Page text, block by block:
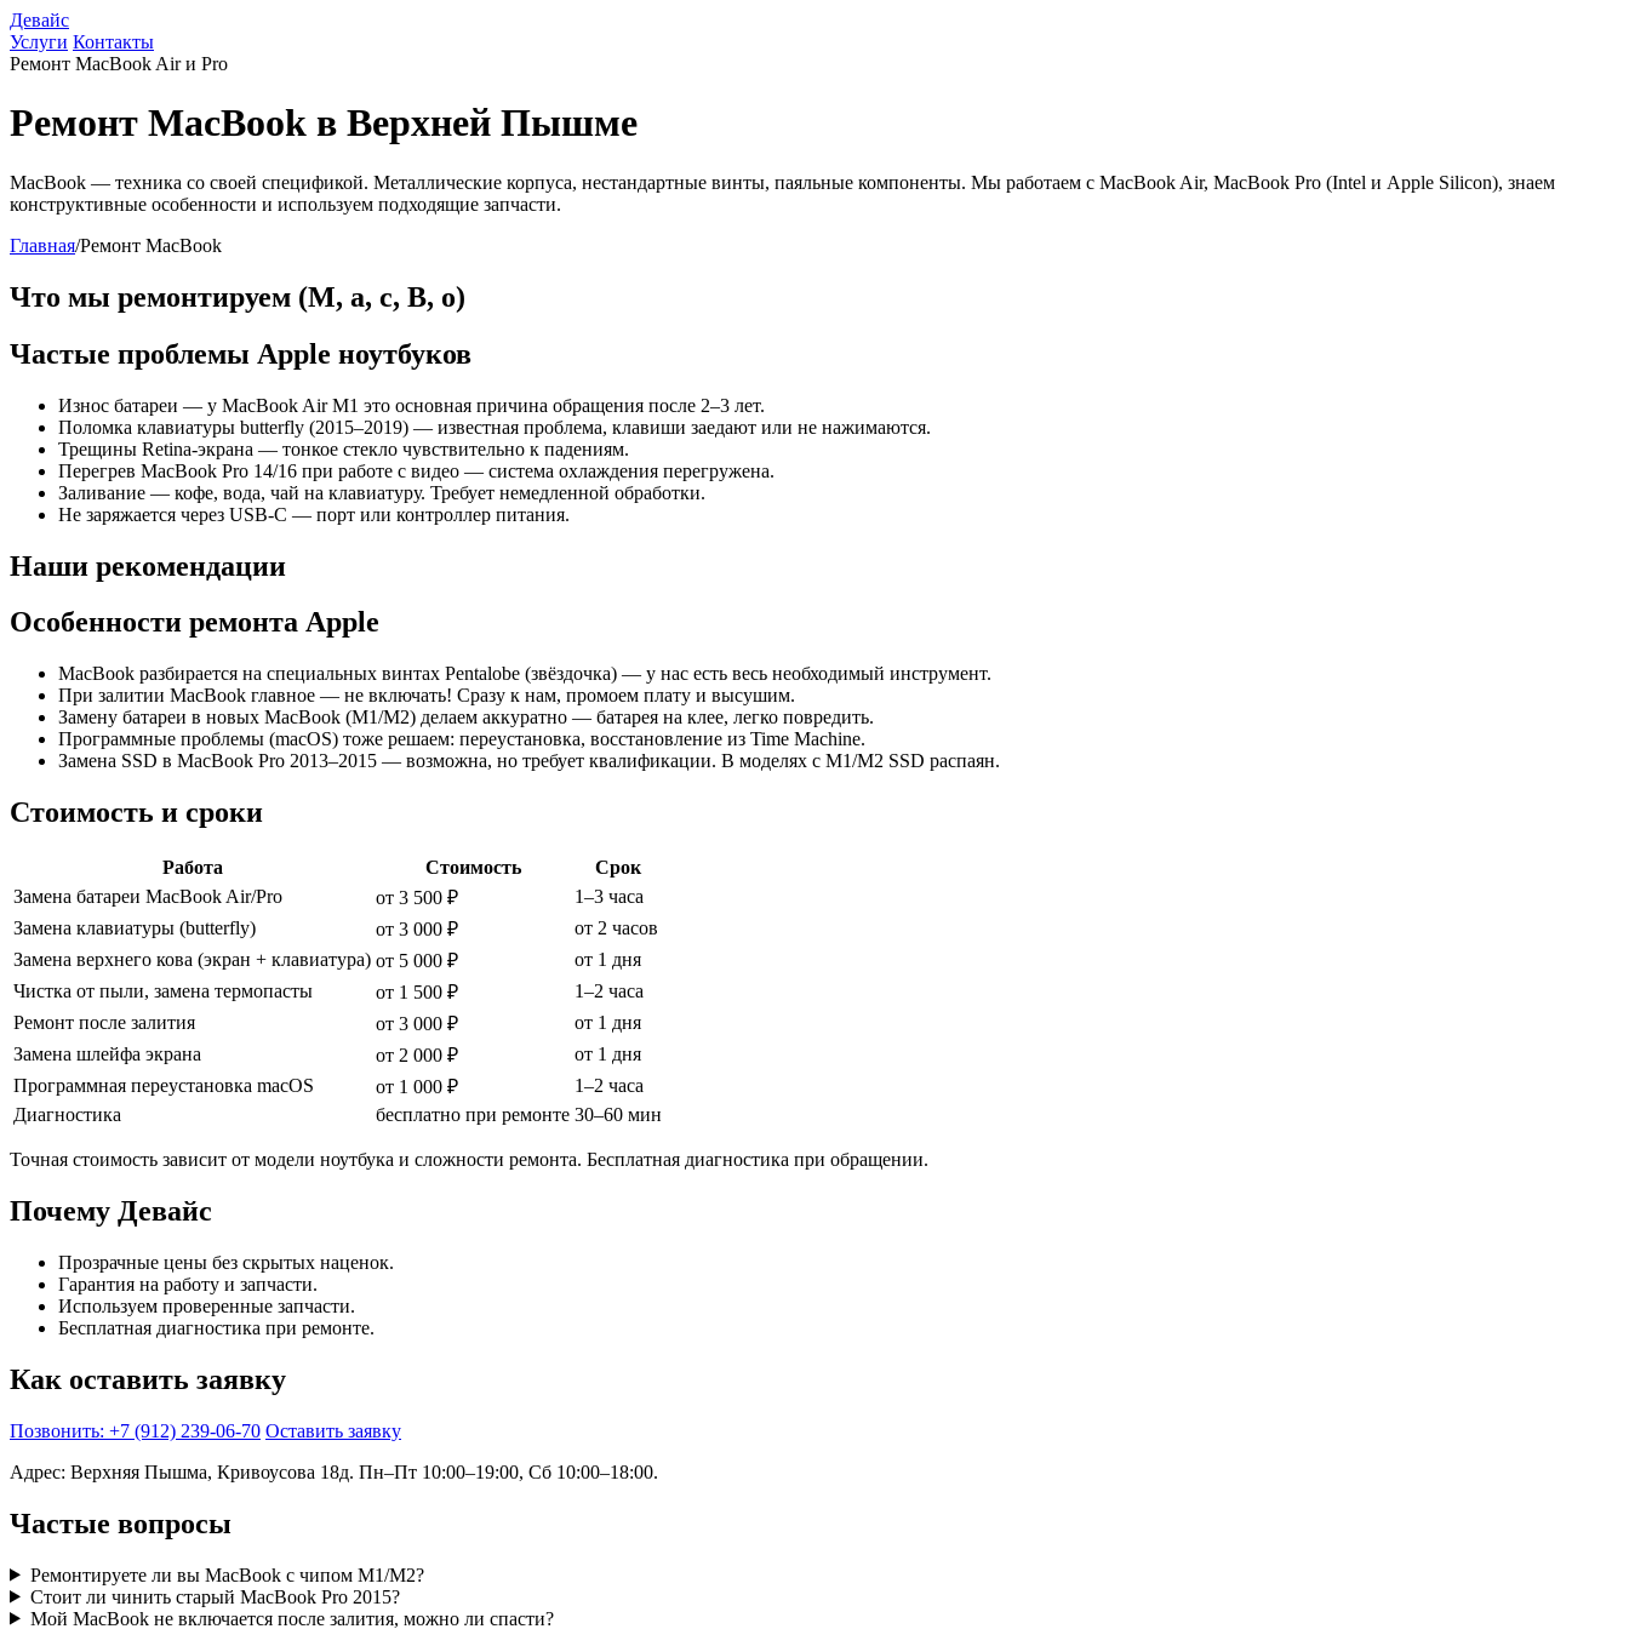
Девайс
Услуги Контакты
Ремонт MacBook Air и Pro
Ремонт MacBook в Верхней Пышме
MacBook — техника со своей спецификой. Металлические корпуса, нестандартные винты, паяльные компоненты. Мы работаем с MacBook Air, MacBook Pro (Intel и Apple Silicon), знаем
конструктивные особенности и используем подходящие запчасти.
Главная/Ремонт MacBook
Что мы ремонтируем (M, a, c, B, o)
Частые проблемы Apple ноутбуков
Износ батареи — у MacBook Air M1 это основная причина обращения после 2–3 лет.
Поломка клавиатуры butterfly (2015–2019) — известная проблема, клавиши заедают или не нажимаются.
Трещины Retina-экрана — тонкое стекло чувствительно к падениям.
Перегрев MacBook Pro 14/16 при работе с видео — система охлаждения перегружена.
Заливание — кофе, вода, чай на клавиатуру. Требует немедленной обработки.
Не заряжается через USB-C — порт или контроллер питания.
Наши рекомендации
Особенности ремонта Apple
MacBook разбирается на специальных винтах Pentalobe (звёздочка) — у нас есть весь необходимый инструмент.
При залитии MacBook главное — не включать! Сразу к нам, промоем плату и высушим.
Замену батареи в новых MacBook (M1/M2) делаем аккуратно — батарея на клее, легко повредить.
Программные проблемы (macOS) тоже решаем: переустановка, восстановление из Time Machine.
Замена SSD в MacBook Pro 2013–2015 — возможна, но требует квалификации. В моделях с M1/M2 SSD распаян.
Стоимость и сроки
Работа Стоимость
Срок
Замена батареи MacBook Air/Pro
от 3 500 ₽
1–3 часа
Замена клавиатуры (butterfly)
от 3 000 ₽
от 2 часов
Замена верхнего кова (экран + клавиатура) от 5 000 ₽
от 1 дня
Чистка от пыли, замена термопасты
от 1 500 ₽
1–2 часа
Ремонт после залития
от 3 000 ₽
от 1 дня
Замена шлейфа экрана
от 2 000 ₽
от 1 дня
Программная переустановка macOS
от 1 000 ₽
1–2 часа
Диагностика
бесплатно при ремонте 30–60 мин
Точная стоимость зависит от модели ноутбука и сложности ремонта. Бесплатная диагностика при обращении.
Почему Девайс
Прозрачные цены без скрытых наценок.
Гарантия на работу и запчасти.
Используем проверенные запчасти.
Бесплатная диагностика при ремонте.
Как оставить заявку
Позвонить: +7 (912) 239-06-70 Оставить заявку
Адрес: Верхняя Пышма, Кривоусова 18д. Пн–Пт 10:00–19:00, Сб 10:00–18:00.
Частые вопросы
Ремонтируете ли вы MacBook с чипом M1/M2?
Стоит ли чинить старый MacBook Pro 2015?
Мой MacBook не включается после залития, можно ли спасти?